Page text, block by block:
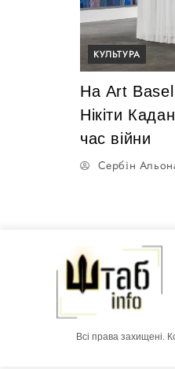
КУЛЬТУРА
На Art Basel
Нікіти
час війни
Сербін
Всі права захищені.